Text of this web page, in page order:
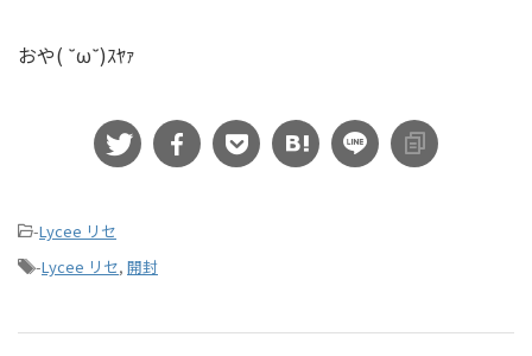
おや( ˘ω˘)ｽﾔｧ
-Lycee リセ
-Lycee リセ, 開封